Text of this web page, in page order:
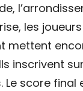
les
mettent
inscrivent
Le score final